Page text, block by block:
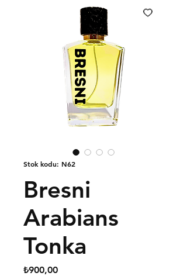
Stok kodu: N62
Bresni
Arabians
Tonka
₺900,00Fiyat